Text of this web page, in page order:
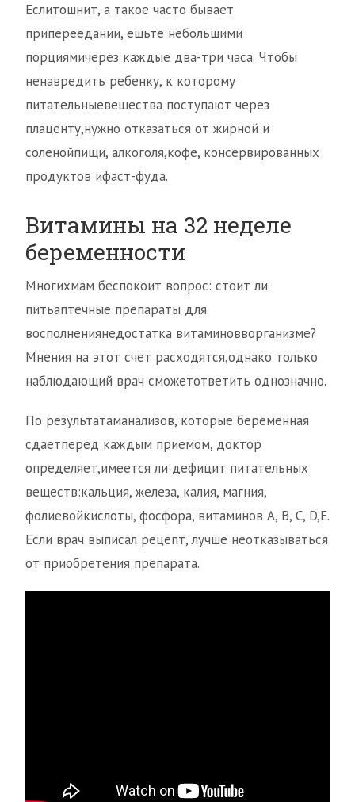
Еслитошнит, а такое часто бывает
припереедании, ешьте небольшими
порциямичерез каждые два-три часа. Чтобы
ненавредить ребенку, к которому
питательныевещества поступают через
плаценту,нужно отказаться от жирной и
соленойпищи, алкоголя,кофе, консервированных
продуктов ифаст-фуда.
Витамины на 32 неделе
беременности
Многихмам беспокоит вопрос: стоит ли
питьаптечные препараты для
восполнениянедостатка витаминовворганизме?
Мнения на этот счет расходятся,однако только
наблюдающий врач сможетответить однозначно.
По результатаманализов, которые беременная
сдаетперед каждым приемом, доктор
определяет,имеется ли дефицит питательных
веществ:кальция, железа, калия, магния,
фолиевойкислоты, фосфора, витаминов А, В, С, D,Е.
Если врач выписал рецепт, лучше неотказываться
от приобретения препарата.